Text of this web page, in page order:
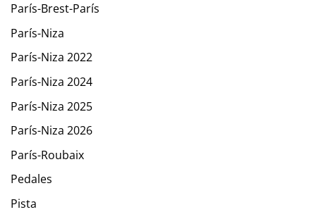
París-Brest-París
París-Niza
París-Niza 2022
París-Niza 2024
París-Niza 2025
París-Niza 2026
París-Roubaix
Pedales
Pista